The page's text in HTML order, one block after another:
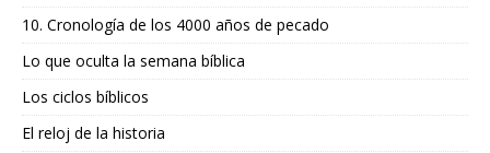
10. Cronología de los 4000 años de pecado
Lo que oculta la semana bíblica
Los ciclos bíblicos
El reloj de la historia